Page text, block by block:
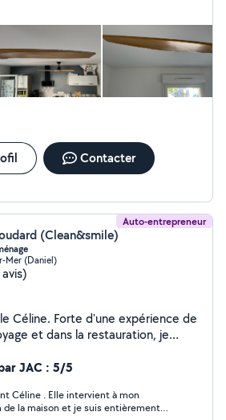
Contacter
Auto-entrepreneur
(Clean&smile)
Mer (Daniel)
Céline. Forte d'une expérience de
et dans la restauration, je
et l'organisation, j'assure
vos maison, immeubles (parties
saisonnières ou locaux
JAC : 5/5
à mon
la maison et je suis entièrement